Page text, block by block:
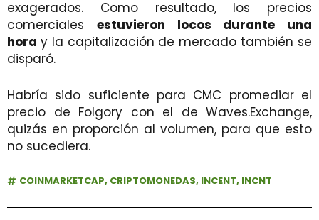
exagerados. Como resultado, los precios
comerciales estuvieron locos durante una
hora y la capitalización de mercado también se
disparó.
Habría sido suficiente para CMC promediar el
precio de Folgory con el de Waves.Exchange,
quizás en proporción al volumen, para que esto
no sucediera.
COINMARKETCAP, CRIPTOMONEDAS, INCENT, INCNT